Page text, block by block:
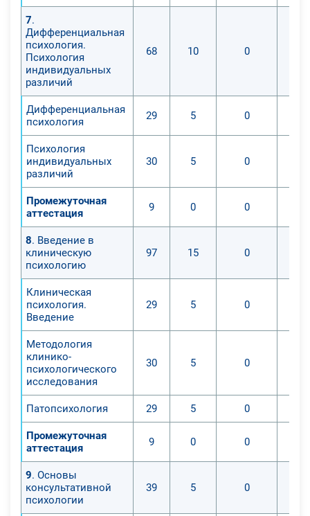
7.
Дифференциальная
психология.
Психология
индивидуальных
различий
68 10 0
Дифференциальная
психология
29 5 0
Психология
индивидуальных
различий
30 5 0
Промежуточная
аттестация
9 0 0
8. Введение в
клиническую
психологию
97 15 0
Клиническая
психология.
Введение
29 5 0
Методология
клинико-
психологического
исследования
30 5 0
Патопсихология 29 5 0
Промежуточная
аттестация
9 0 0
9. Основы
консультативной
психологии
39 5 0